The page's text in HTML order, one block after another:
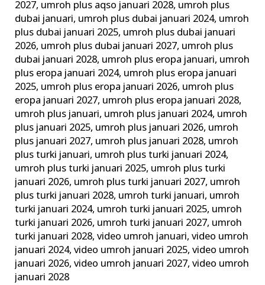
2027, umroh plus aqso januari 2028, umroh plus
dubai januari, umroh plus dubai januari 2024, umroh
plus dubai januari 2025, umroh plus dubai januari
2026, umroh plus dubai januari 2027, umroh plus
dubai januari 2028, umroh plus eropa januari, umroh
plus eropa januari 2024, umroh plus eropa januari
2025, umroh plus eropa januari 2026, umroh plus
eropa januari 2027, umroh plus eropa januari 2028,
umroh plus januari, umroh plus januari 2024, umroh
plus januari 2025, umroh plus januari 2026, umroh
plus januari 2027, umroh plus januari 2028, umroh
plus turki januari, umroh plus turki januari 2024,
umroh plus turki januari 2025, umroh plus turki
januari 2026, umroh plus turki januari 2027, umroh
plus turki januari 2028, umroh turki januari, umroh
turki januari 2024, umroh turki januari 2025, umroh
turki januari 2026, umroh turki januari 2027, umroh
turki januari 2028,video umroh januari,video umroh
januari 2024,video umroh januari 2025,video umroh
januari 2026,video umroh januari 2027,video umroh
januari 2028